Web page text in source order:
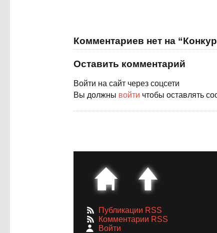
Комментариев нет на
Оставить комментарий
Войти на сайт через соцсети
Вы должны войти чтобы оставлять
Публикации RSS
Комментарии RSS
Войти